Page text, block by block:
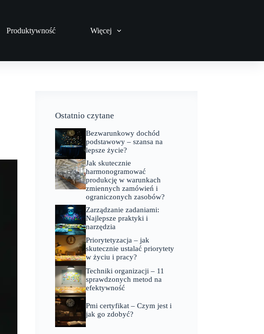
Produktywność Więcej
Ostatnio czytane
Bezwarunkowy dochód
podstawowy – szansa na
lepsze życie?
Jak skutecznie
harmonogramować
produkcję w warunkach
zmiennych zamówień i
ograniczonych zasobów?
Zarządzanie zadaniami:
Najlepsze praktyki i
narzędzia
Priorytetyzacja – jak
skutecznie ustalać priorytety
w życiu i pracy?
Techniki organizacji – 11
sprawdzonych metod na
efektywność
Pmi certyfikat – Czym jest i
jak go zdobyć?